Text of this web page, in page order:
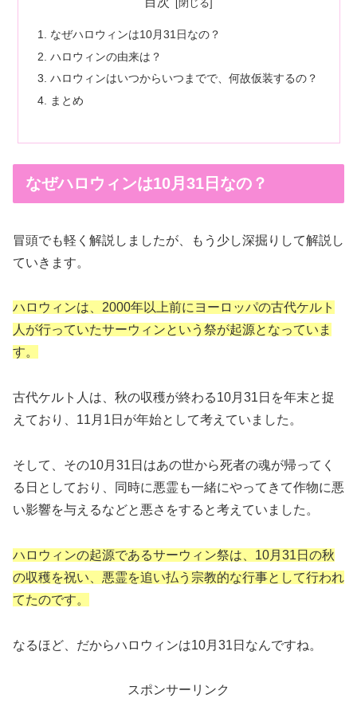
なぜハロウィンは10月31日なの？
ハロウィンの由来は？
ハロウィンはいつからいつまでで、何故仮装するの？
まとめ
なぜハロウィンは10月31日なの？
冒頭でも軽く解説しましたが、もう少し深掘りして解説し
ていきます。
ハロウィンは、2000年以上前にヨーロッパの古代ケルト
人が行っていたサーウィンという祭が起源となっていま
す。
古代ケルト人は、秋の収穫が終わる10月31日を年末と捉
えており、11月1日が年始として考えていました。
そして、その10月31日はあの世から死者の魂が帰ってく
る日としており、同時に悪霊も一緒にやってきて作物に悪
い影響を与えるなどと悪さをすると考えていました。
ハロウィンの起源であるサーウィン祭は、10月31日の秋
の収穫を祝い、悪霊を追い払う宗教的な行事として行われ
てたのです。
なるほど、だからハロウィンは10月31日なんですね。
スポンサーリンク